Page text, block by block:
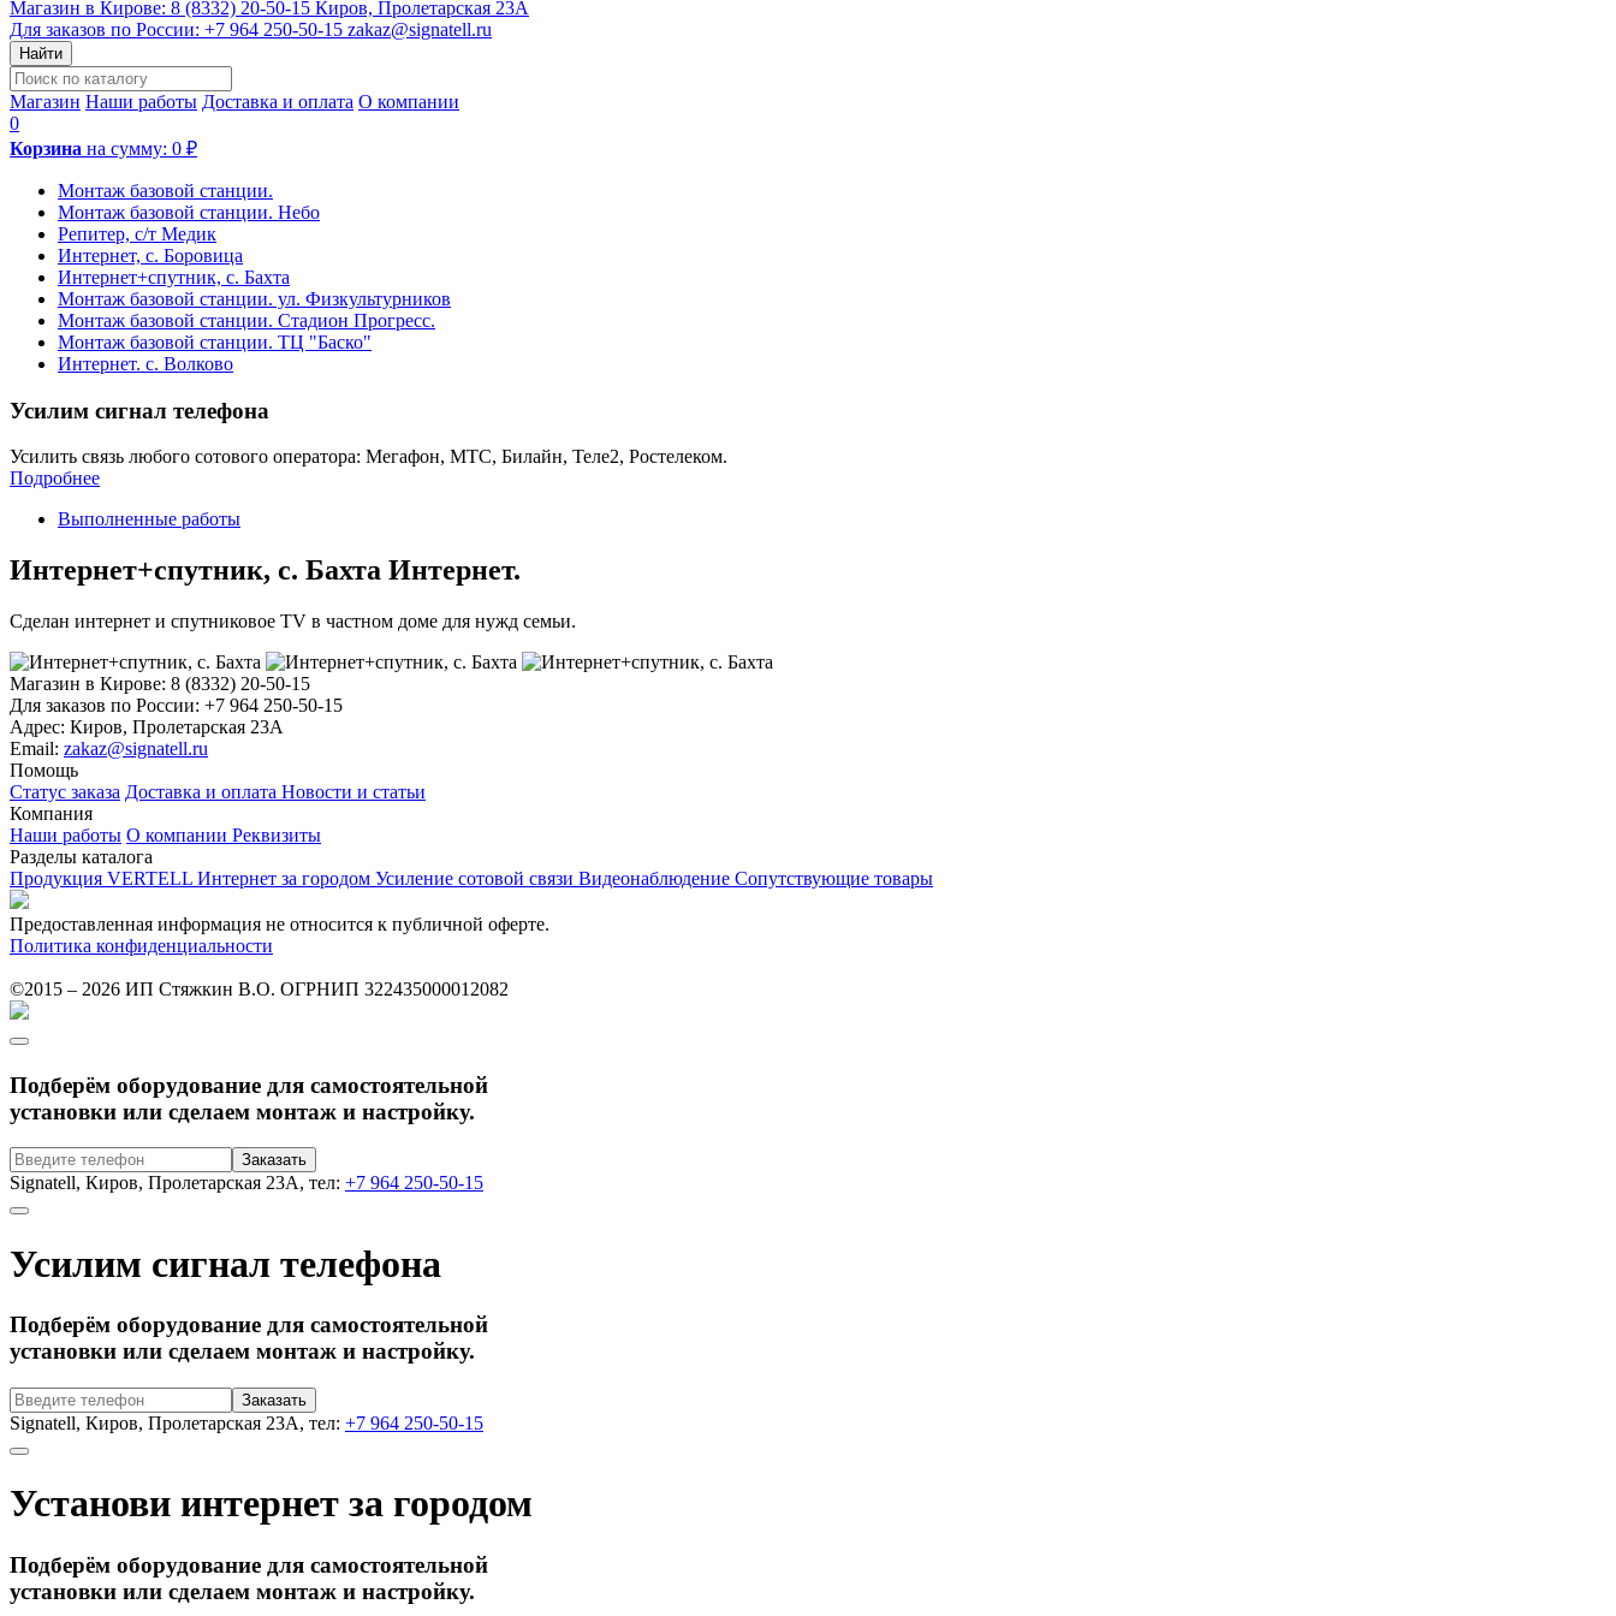
Магазин в Кирове: 8 (8332) 20-50-15 Киров, Пролетарская 23А
Для заказов по России: +7 964 250-50-15 zakaz@signatell.ru
Найти
Магазин Наши работы Доставка и оплата О компании
0
Корзина на сумму: 0 ₽
Монтаж базовой станции.
Монтаж базовой станции. Небо
Репитер, с/т Медик
Интернет, с. Боровица
Интернет+спутник, с. Бахта
Монтаж базовой станции. ул. Физкультурников
Монтаж базовой станции. Стадион Прогресс.
Монтаж базовой станции. ТЦ "Баско"
Интернет. с. Волково
Усилим сигнал телефона
Усилить связь любого сотового оператора: Мегафон, МТС, Билайн, Теле2, Ростелеком.
Подробнее
Выполненные работы
Интернет+спутник, с. Бахта Интернет.
Сделан интернет и спутниковое TV в частном доме для нужд семьи.
Магазин в Кирове: 8 (8332) 20-50-15
Для заказов по России: +7 964 250-50-15
Адрес: Киров, Пролетарская 23А
Email: zakaz@signatell.ru
Помощь
Статус заказа Доставка и оплата Новости и статьи
Компания
Наши работы О компании Реквизиты
Разделы каталога
Продукция VERTELL Интернет за городом Усиление сотовой связи Видеонаблюдение Сопутствующие товары
Предоставленная информация не относится к публичной оферте.
Политика конфиденциальности
©2015 – 2026 ИП Стяжкин В.О. ОГРНИП 322435000012082
Подберём оборудование для самостоятельной
установки или сделаем монтаж и настройку.
Signatell, Киров, Пролетарская 23А, тел: +7 964 250-50-15
Усилим сигнал телефона
Подберём оборудование для самостоятельной
установки или сделаем монтаж и настройку.
Signatell, Киров, Пролетарская 23А, тел: +7 964 250-50-15
Установи интернет за городом
Подберём оборудование для самостоятельной
установки или сделаем монтаж и настройку.